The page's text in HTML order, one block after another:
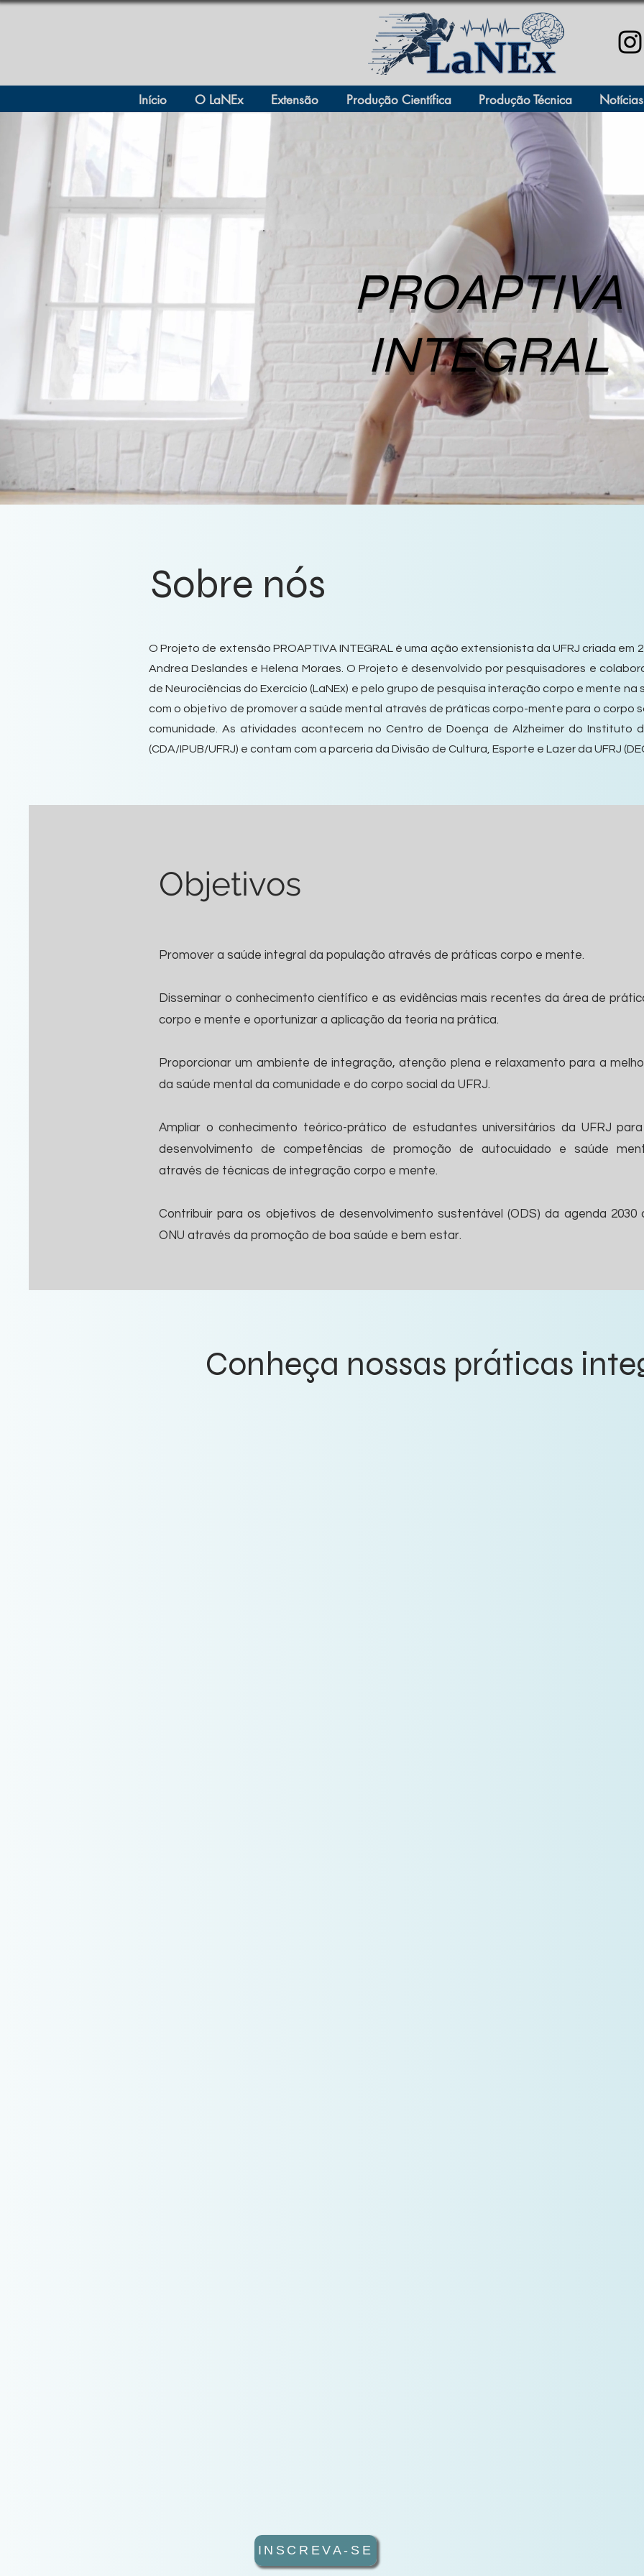
Início O LaNEx Extensão Produção Científica Produção Técnica
PROAPTIVA
INTEGRAL
Sobre nós
O Projeto de extensão PROAPTIVA INTEGRAL é uma ação extensionista da UFRJ criada em
Andrea Deslandes e Helena Moraes. O Projeto é desenvolvido por pesquisadores e
de Neurociências do Exercício (LaNEx) e pelo grupo de pesquisa interação corpo e mente na
com o objetivo de promover a saúde mental através de práticas corpo-mente para o corpo
comunidade. As atividades acontecem no Centro de Doença de Alzheimer do Instituto
(CDA/IPUB/UFRJ) e contam com a parceria da Divisão de Cultura, Esporte e Lazer da UFRJ
Objetivos
Promover a saúde integral da população através de práticas corpo e mente.
Disseminar o conhecimento científico e as evidências mais recentes da área de
corpo e mente e oportunizar a aplicação da teoria na prática.
Proporcionar um ambiente de integração, atenção plena e relaxamento para a
da saúde mental da comunidade e do corpo social da UFRJ.
Ampliar o conhecimento teórico-prático de estudantes universitários da UFRJ
desenvolvimento de competências de promoção de autocuidado e saúde
através de técnicas de integração corpo e mente.
Contribuir para os objetivos de desenvolvimento sustentável (ODS) da agenda 2030
ONU através da promoção de boa saúde e bem estar.
Conheça nossas práticas
INSCREVA-SE